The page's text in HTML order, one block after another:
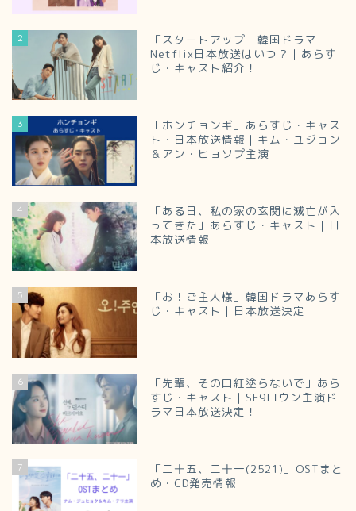
2
「スタートアップ」韓国ドラマ
Netflix日本放送はいつ？｜あらす
じ・キャスト紹介！
3
「ホンチョンギ」あらすじ・キャス
ト・日本放送情報｜キム・ユジョン
＆アン・ヒョソプ主演
4
「ある日、私の家の玄関に滅亡が入
ってきた」あらすじ・キャスト｜日
本放送情報
5
「お！ご主人様」韓国ドラマあらす
じ・キャスト｜日本放送決定
6
「先輩、その口紅塗らないで」あら
すじ・キャスト｜SF9ロウン主演ド
ラマ日本放送決定！
7
「二十五、二十一(2521)」OSTまと
め・CD発売情報